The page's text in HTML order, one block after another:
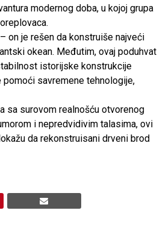
modernog doba, u kojoj grupa
on je rešen da konstruiše najveći
okean. Međutim, ovaj poduhvat
istorijske konstrukcije
savremene tehnologije,
sa surovom realnošću otvorenog
i nepredvidivim talasima, ovi
da rekonstruisani drveni brod